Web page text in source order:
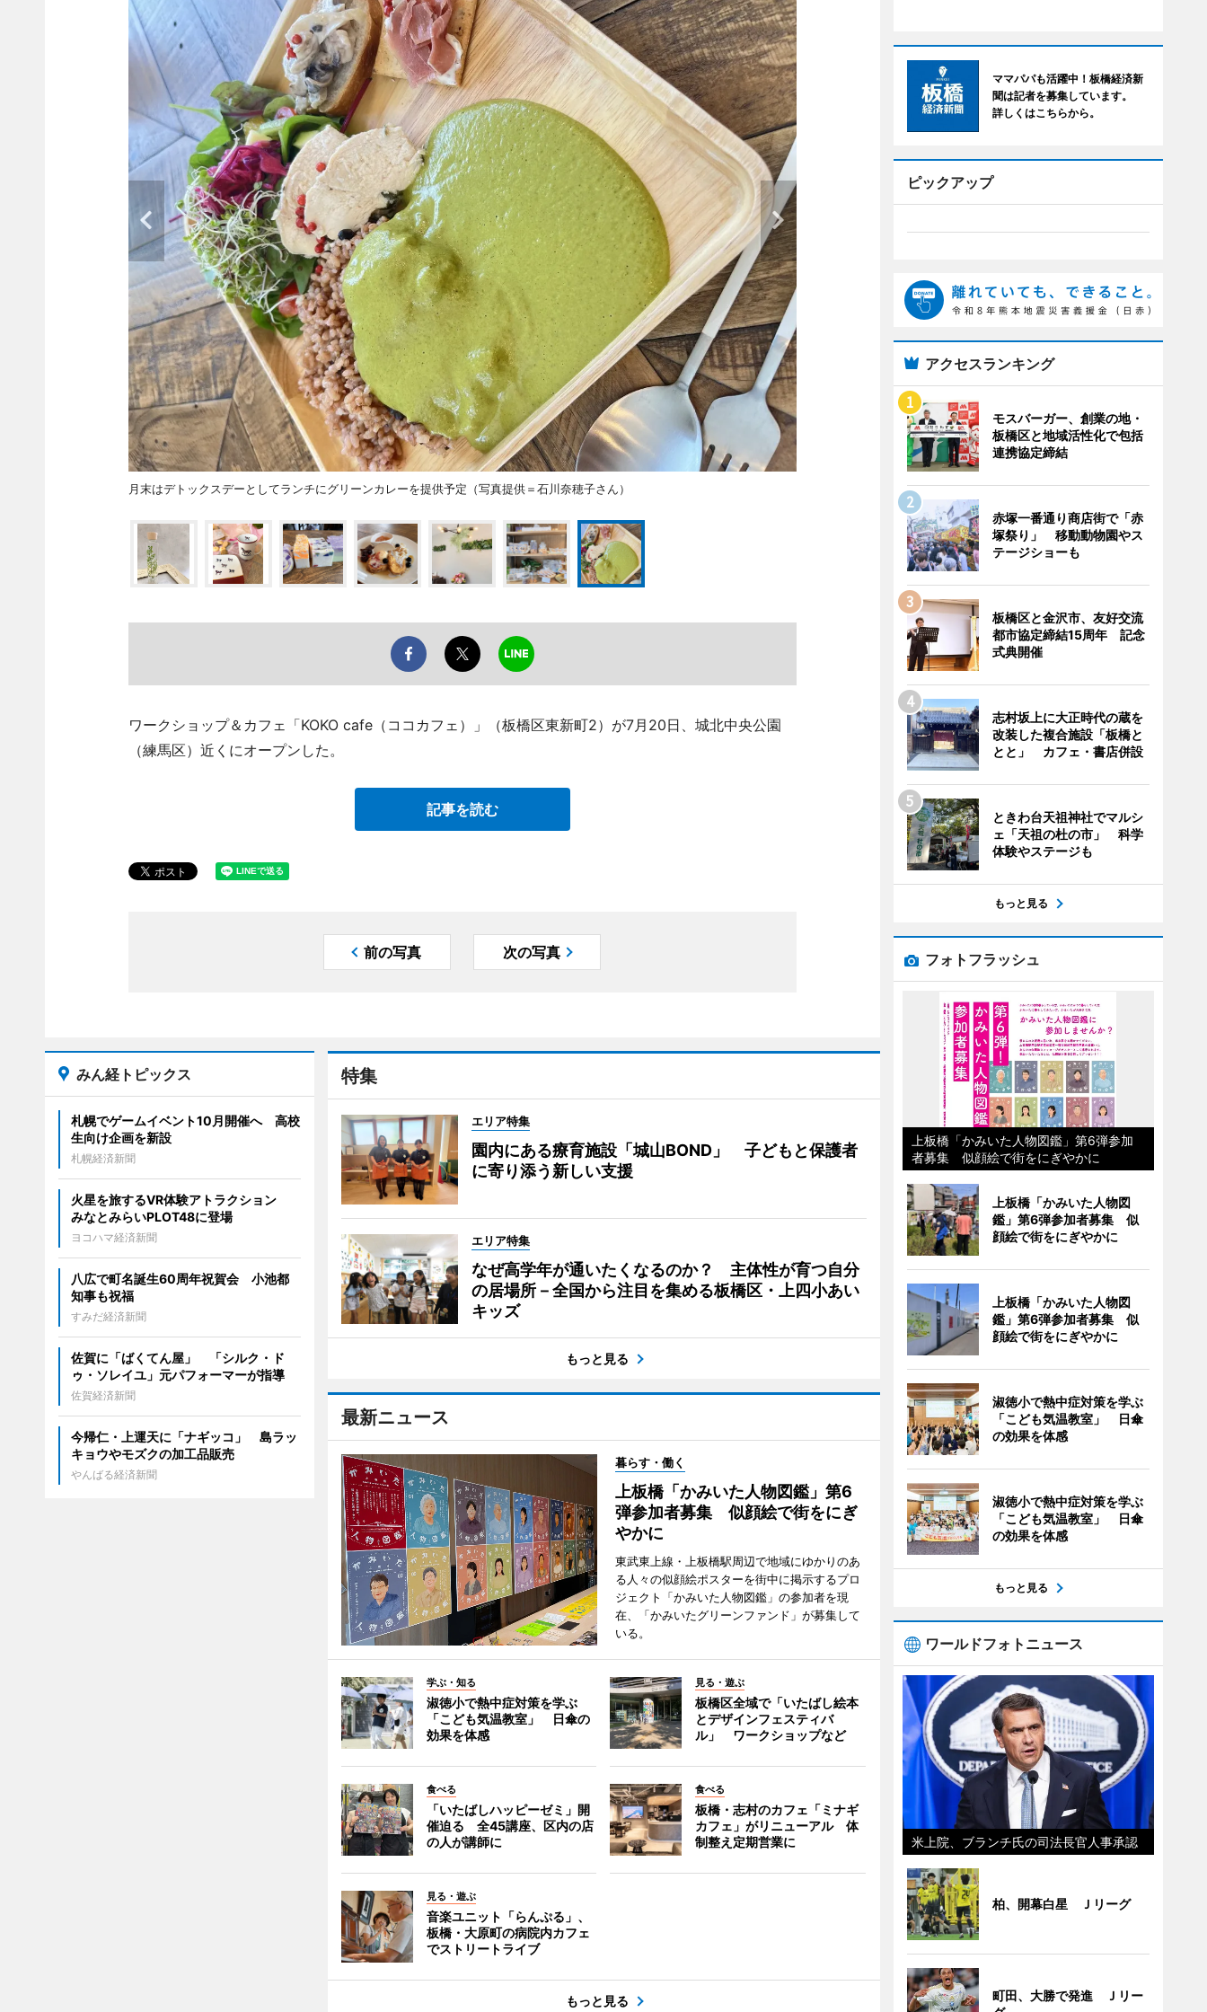
月末はデトックスデーとしてランチにグリーンカレーを提供予定（写真提供＝石川奈穂子さん）
ワークショップ＆カフェ「KOKO cafe（ココカフェ）」（板橋区東新町2）が7月20日、城北中央公園
（練馬区）近くにオープンした。
記事を読む
前の写真 次の写真
特集
エリア特集
園内にある療育施設「城山BOND」 子どもと保護者
に寄り添う新しい支援
エリア特集
なぜ高学年が通いたくなるのか？ 主体性が育つ自分
の居場所－全国から注目を集める板橋区・上四小あい
キッズ
もっと見る
最新ニュース
暮らす・働く
上板橋「かみいた人物図鑑」第6
弾参加者募集 似顔絵で街をにぎ
やかに
東武東上線・上板橋駅周辺で地域にゆかりのあ
る人々の似顔絵ポスターを街中に掲示するプロ
ジェクト「かみいた人物図鑑」の参加者を現
在、「かみいたグリーンファンド」が募集して
いる。
学ぶ・知る
淑徳小で熱中症対策を学ぶ
「こども気温教室」 日傘の
効果を体感
見る・遊ぶ
板橋区全域で「いたばし絵本
とデザインフェスティバ
ル」 ワークショップなど
食べる
「いたばしハッピーゼミ」開
催迫る 全45講座、区内の店
の人が講師に
食べる
板橋・志村のカフェ「ミナギ
カフェ」がリニューアル 体
制整え定期営業に
見る・遊ぶ
音楽ユニット「らんぷる」、
板橋・大原町の病院内カフェ
でストリートライブ
もっと見る
みん経トピックス
札幌でゲームイベント10月開催へ 高校
生向け企画を新設
札幌経済新聞
火星を旅するVR体験アトラクション
みなとみらいPLOT48に登場
ヨコハマ経済新聞
八広で町名誕生60周年祝賀会 小池都
知事も祝福
すみだ経済新聞
佐賀に「ばくてん屋」 「シルク・ド
ゥ・ソレイユ」元パフォーマーが指導
佐賀経済新聞
今帰仁・上運天に「ナギッコ」 島ラッ
キョウやモズクの加工品販売
やんばる経済新聞
ママパパも活躍中！板橋経済新
聞は記者を募集しています。
詳しくはこちらから。
ピックアップ
アクセスランキング
モスバーガー、創業の地・
板橋区と地域活性化で包括
連携協定締結
赤塚一番通り商店街で「赤
塚祭り」 移動動物園やス
テージショーも
板橋区と金沢市、友好交流
都市協定締結15周年 記念
式典開催
志村坂上に大正時代の蔵を
改装した複合施設「板橋と
とと」 カフェ・書店併設
ときわ台天祖神社でマルシ
ェ「天祖の杜の市」 科学
体験やステージも
もっと見る
フォトフラッシュ
上板橋「かみいた人物図鑑」第6弾参加
者募集 似顔絵で街をにぎやかに
上板橋「かみいた人物図
鑑」第6弾参加者募集 似
顔絵で街をにぎやかに
上板橋「かみいた人物図
鑑」第6弾参加者募集 似
顔絵で街をにぎやかに
淑徳小で熱中症対策を学ぶ
「こども気温教室」 日傘
の効果を体感
淑徳小で熱中症対策を学ぶ
「こども気温教室」 日傘
の効果を体感
もっと見る
ワールドフォトニュース
米上院、ブランチ氏の司法長官人事承認
柏、開幕白星 Ｊリーグ
町田、大勝で発進 Ｊリー